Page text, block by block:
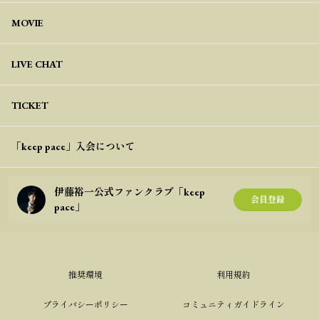
MOVIE
LIVE CHAT
TICKET
「keep pace」入会について
伊藤裕一公式ファンクラブ「keep
pace」
会員登録
推奨環境 利用規約
プライバシーポリシー コミュニティガイドライン